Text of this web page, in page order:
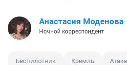
Анастасия Моденова
Ночной корреспондент
Беспилотник Кремль Атака